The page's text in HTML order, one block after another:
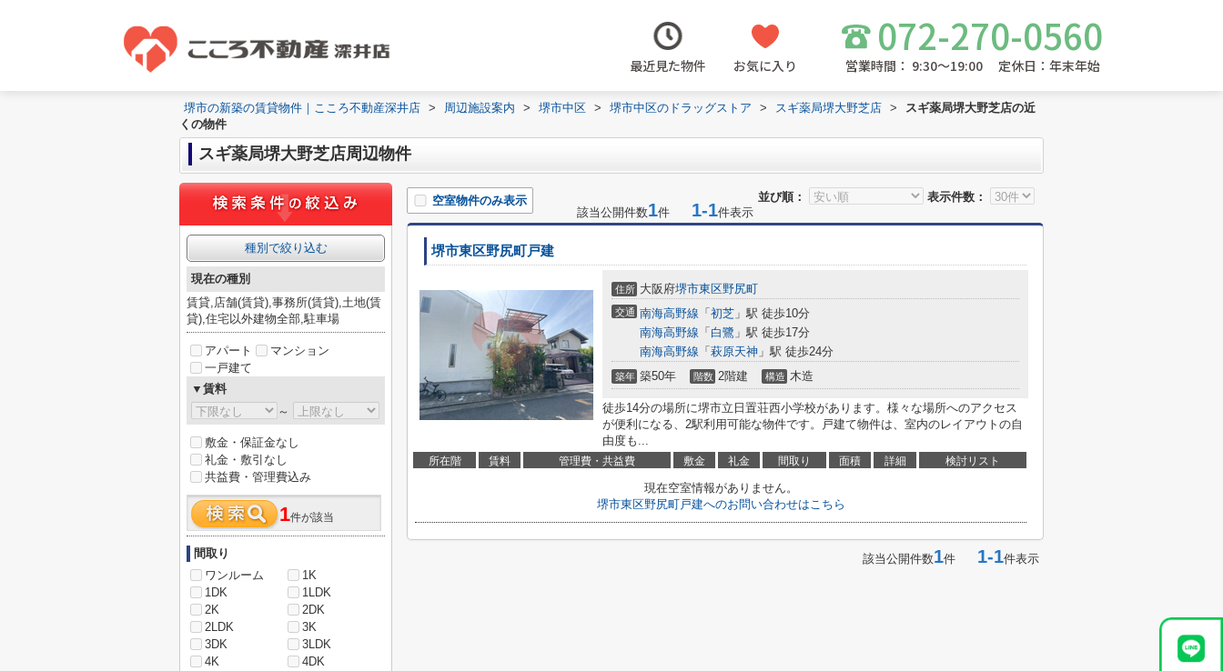
最近見た物件 お気に入り
072-270-0560
営業時間： 9:30～19:00 定休日：年末年始
堺市の新築の賃貸物件｜こころ不動産深井店 > 周辺施設案内 > 堺市中区 > 堺市中区のドラッグストア > スギ薬局堺大野芝店 >
スギ薬局堺大野芝店の近
くの物件
スギ薬局堺大野芝店周辺物件
並び順： 表示件数：
空室物件のみ表示
該当公開件数1件 1-1件表示
堺市東区野尻町戸建
住所 大阪府堺市東区野尻町
交通 南海高野線 「 初芝 」駅 徒歩10分
南海高野線 「 白鷺 」駅 徒歩17分
南海高野線 「 萩原天神 」駅 徒歩24分
築年 築50年 階数 2階建 構造 木造
徒歩14分の場所に堺市立日置荘西小学校があります。様々な場所へのアクセス
が便利になる、2駅利用可能な物件です。戸建て物件は、室内のレイアウトの自
由度も...
所在階 賃料 管理費・共益費 敷金 礼金 間取り 面積 詳細 検討リスト
現在空室情報がありません。
堺市東区野尻町戸建へのお問い合わせはこちら
該当公開件数1件 1-1件表示
種別で絞り込む
現在の種別
賃貸,店舗(賃貸),事務所(賃貸),土地(賃
貸),住宅以外建物全部,駐車場
アパート
マンション
一戸建て
▼賃料
～
敷金・保証金なし
礼金・敷引なし
共益費・管理費込み
1件が該当
間取り
ワンルーム
1K
1DK
1LDK
2K
2DK
2LDK
3K
3DK
3LDK
4K
4DK